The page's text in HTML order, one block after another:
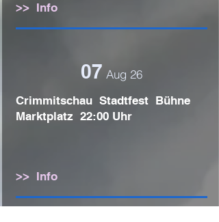
>> Info
07 Aug 26
Crimmitschau Stadtfest Bühne
Marktplatz 22:00 Uhr
>> Info